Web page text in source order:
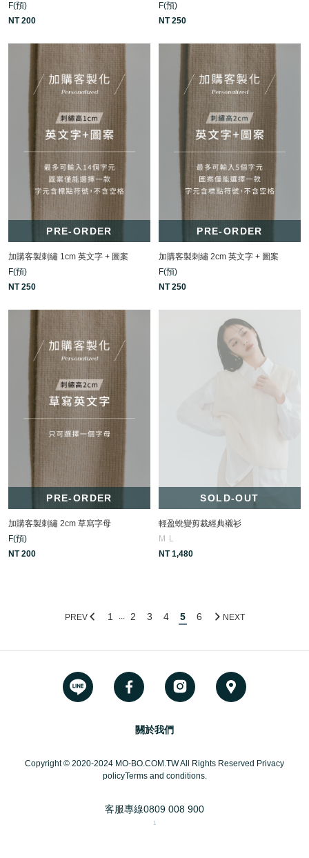
F(預)
NT 200
F(預)
NT 250
PRE-ORDER
加購客製刺繡 1cm 英文字 + 圖案
F(預)
NT 250
PRE-ORDER
加購客製刺繡 2cm 英文字 + 圖案
F(預)
NT 250
PRE-ORDER
加購客製刺繡 2cm 草寫字母
F(預)
NT 200
SOLD-OUT
輕盈蛻變剪裁經典襯衫
M L
NT 1,480
PREV 1 ... 2 3 4 5 6 NEXT
關於我們
Copyright © 2020-2024 MO-BO.COM.TW All Rights Reserved Privacy
policyTerms and conditions.
客服專線0809 008 900
1